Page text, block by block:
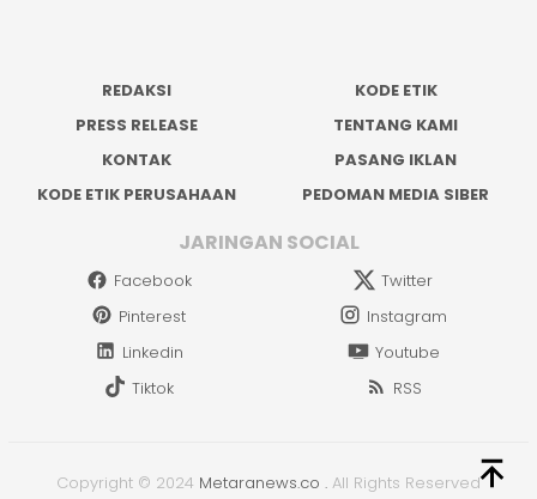
REDAKSI
KODE ETIK
PRESS RELEASE
TENTANG KAMI
KONTAK
PASANG IKLAN
KODE ETIK PERUSAHAAN
PEDOMAN MEDIA SIBER
JARINGAN SOCIAL
Facebook
Twitter
Pinterest
Instagram
Linkedin
Youtube
Tiktok
RSS
Copyright © 2024 Metaranews.co . All Rights Reserved